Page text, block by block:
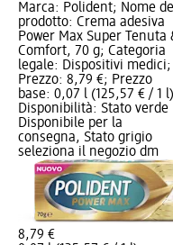
Marca: Polident; Nome
prodotto: Crema adesiva
Power Max Super Tenuta
Comfort, 70 g; Categoria
legale: Dispositivi medici;
Prezzo: 8,79 €; Prezzo
base: 0,07 l (125,57 € / 1
Disponibilità: Stato verde
Disponibile per la
consegna, Stato grigio
seleziona il negozio dm
8,79 €